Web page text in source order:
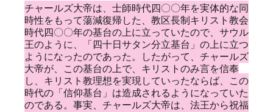
チャールズ大帝は、士師時代四〇〇年を実体的な同
時性をもって蕩減復帰した、教区長制キリスト教会
時代四〇〇年の基台の上に立っていたので、サウル
王のように、「四十日サタン分立基台」の上に立つ
ようになったのであった。したがって、チャールズ
大帝が、この基台の上で、キリストのみ言を信奉
し、キリスト教理想を実現していったならば、この
時代の「信仰基台」は造成されるようになっていた
のである。事実、チャールズ大帝は、法王から祝福